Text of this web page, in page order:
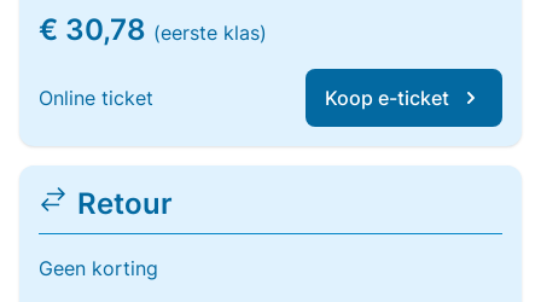
€ 30,78 (eerste klas)
Online ticket Koop e-ticket
Retour
Geen korting